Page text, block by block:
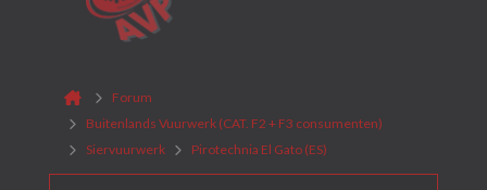
Forum
Buitenlands Vuurwerk (CAT. F2 + F3 consumenten)
Siervuurwerk
Pirotechnia El Gato (ES)